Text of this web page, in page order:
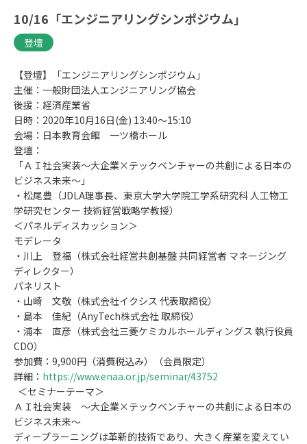
10/16「エンジニアリングシンポジウム」
登壇
【登壇】「エンジニアリングシンポジウム」
主催：一般財団法人エンジニアリング協会
後援：経済産業省
日時：2020年10月16日(金) 13:40～15:10
会場：日本教育会館 一ツ橋ホール
登壇：
「ＡＩ社会実装～大企業×テックベンチャーの共創による日本の
ビジネス未来～」
・松尾豊（JDLA理事長、東京大学大学院工学系研究科 人工物工
学研究センター 技術経営戦略学教授）
＜パネルディスカッション＞
モデレータ
・川上 登福（株式会社経営共創基盤 共同経営者 マネージング
ディレクター）
パネリスト
・山崎 文敬（株式会社イクシス 代表取締役）
・島本 佳紀（AnyTech株式会社 取締役）
・浦本 直彦（株式会社三菱ケミカルホールディングス 執行役員
CDO）
参加費：9,900円（消費税込み）（会員限定）
詳細： https://www.enaa.or.jp/seminar/43752
＜セミナーテーマ＞
ＡＩ社会実装 ～大企業×テックベンチャーの共創による日本の
ビジネス未来～
ディープラーニングは革新的技術であり、大きく産業を変えてい